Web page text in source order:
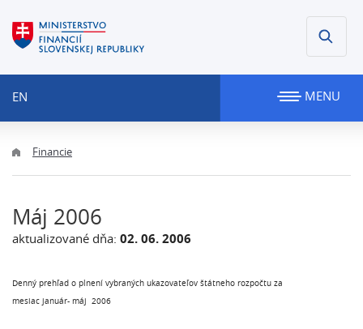
EN MENU
Financie
Máj 2006
aktualizované dňa: 02. 06. 2006
Denný prehľad o plnení vybraných ukazovateľov štátneho rozpočtu za
mesiac január- máj 2006